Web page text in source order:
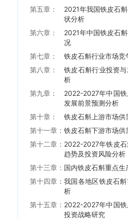
第五章：
2021年我国铁皮石
状分析
第六章：
2021年中国铁皮石
况
第七章：
铁皮石斛行业市场竞
第八章：
铁皮石斛行业投资
析
第九章：
2022-2027年中国
发展前景预测分析
第十章：
铁皮石斛上游市场供
第十一章： 铁皮石斛下游市场供
第十二章： 2022-2027年铁皮
趋势及投资风险分析
第十三章： 国内铁皮石斛重点生
第十四章： 我国各地区铁皮石
析
第十五章： 2022-2027年中国
投资战略研究